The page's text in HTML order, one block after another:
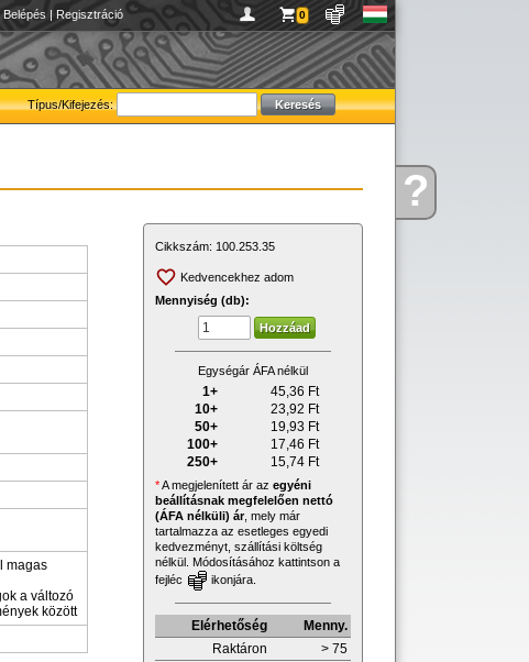
Kérdése?
Belépés | Regisztráció 0
Típus/Kifejezés:
magas
a változó
között
Cikkszám: 100.253.35
Kedvencekhez adom
Mennyiség (db):
Egységár ÁFA nélkül
1+ 45,36 Ft
10+
23,92 Ft
50+
19,93 Ft
100+
17,46 Ft
250+
15,74 Ft
*A megjelenített ár az egyéni
beállításnak megfelelően nettó
(ÁFA nélküli) ár, mely már
tartalmazza az esetleges egyedi
kedvezményt, szállítási költség
nélkül. Módosításához kattintson a
fejléc
ikonjára.
Elérhetőség
Menny.
Raktáron
> 75